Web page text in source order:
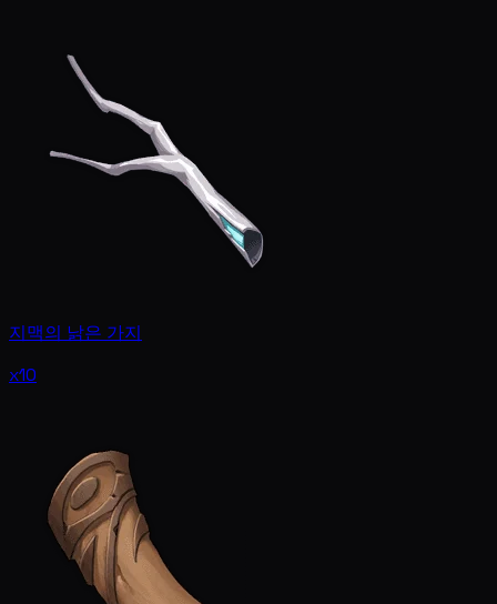
지맥의 낡은 가지
x10